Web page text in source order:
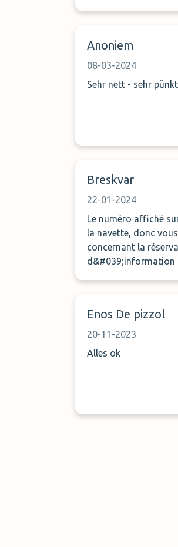
Anoniem
08-03-2024
Sehr nett - sehr
Breskvar
22-01-2024
Le numéro affiché
la navette, donc
concernant la
d&#039;information
Enos De pizzol
20-11-2023
Alles ok